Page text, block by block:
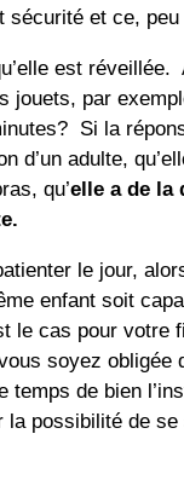
et ce, peu
est
jouets, par
Si la
d’un adulte,
qu’elle a de la
le jour,
enfant soit
le cas pour votre
soyez obligée
de bien
la possibilité de